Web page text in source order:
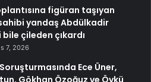
figüran taşıyan
yandaş Abdülkadir
bile çileden çıkardı
7, 2026
Ece Üner,